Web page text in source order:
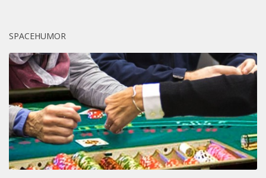
SPACEHUMOR